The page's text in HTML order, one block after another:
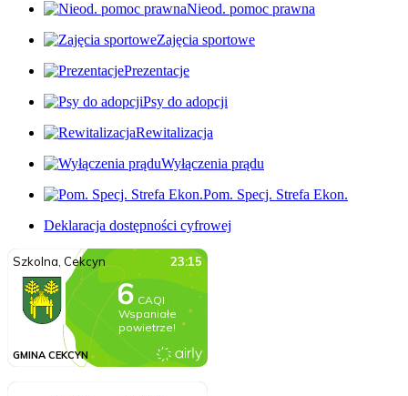
Nieod. pomoc prawna
Zajęcia sportowe
Prezentacje
Psy do adopcji
Rewitalizacja
Wyłączenia prądu
Pom. Specj. Strefa Ekon.
Deklaracja dostępności cyfrowej